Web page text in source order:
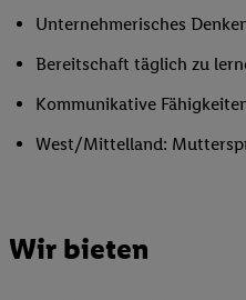
Unternehmerisches
Bereitschaft täglich zu
Kommunikative
West/Mittelland:
Wir bieten